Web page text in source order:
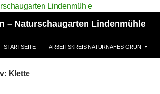
– Naturschaugarten Lindenmühle
STARTSEITE ARBEITSKREIS NATURNAHES GRÜN
Klette